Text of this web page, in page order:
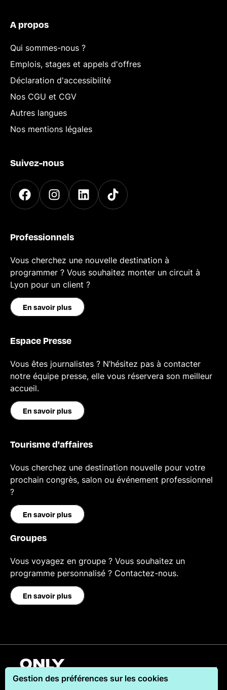
A propos
Qui sommes-nous ?
Emplois, stages et appels d'offres
Déclaration d'accessibilité
Nos CGU et CGV
Autres langues
Nos mentions légales
Suivez-nous
Professionnels
Vous cherchez une nouvelle destination à
programmer ? Vous souhaitez monter un circuit à
Lyon pour un client ?
En savoir plus
Espace Presse
Vous êtes journalistes ? N’hésitez pas à contacter
notre équipe presse, elle vous réservera son meilleur
accueil.
En savoir plus
Tourisme d'affaires
Vous cherchez une destination nouvelle pour votre
prochain congrès, salon ou événement professionnel
?
En savoir plus
Groupes
Vous voyagez en groupe ? Vous souhaitez un
programme personnalisé ? Contactez-nous.
En savoir plus
Français
Gestion des préférences sur les cookies